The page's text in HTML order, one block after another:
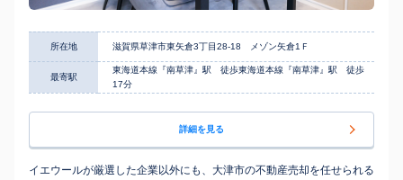
所在地 滋賀県草津市東矢倉3丁目28-18 メゾン矢倉1Ｆ
最寄駅
東海道本線『南草津』駅 徒歩東海道本線『南草津』駅 徒歩
17分
詳細を見る
イエウールが厳選した企業以外にも、大津市の不動産売却を任せられる